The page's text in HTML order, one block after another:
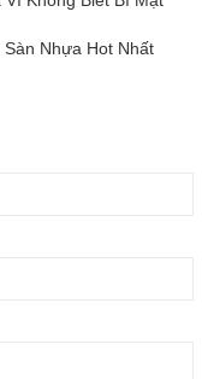
Nhựa Hot Nhất